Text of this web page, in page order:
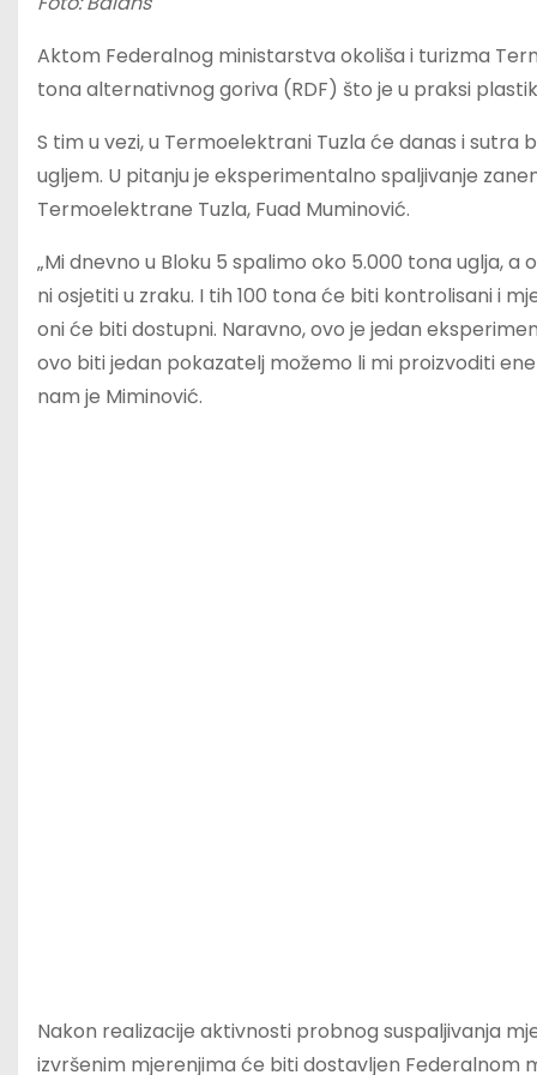
Aktom Federalnog ministarstva okoliša i turizma
tona alternativnog goriva (RDF) što je u praksi
S tim u vezi, u Termoelektrani Tuzla će danas i
ugljem. U pitanju je eksperimentalno spaljivanje
Termoelektrane Tuzla, Fuad Muminović.
„Mi dnevno u Bloku 5 spalimo oko 5.000 tona uglja,
ni osjetiti u zraku. I tih 100 tona će biti kontrolisani i
oni će biti dostupni. Naravno, ovo je jedan
ovo biti jedan pokazatelj možemo li mi proizvoditi
nam je Miminović.
Nakon realizacije aktivnosti probnog suspaljivanja
izvršenim mjerenjima će biti dostavljen Federalnom